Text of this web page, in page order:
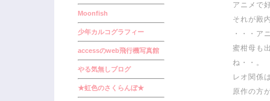
Moonfish
少年カルコグラフィー
accessのweb飛行機写真館
やる気無しブログ
★虹色のさくらんぼ★
アニメで
それが殿
・・・ア
蜜柑母も
ね・・。
レオ関係
原作の方